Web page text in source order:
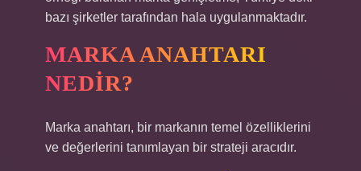
bazı şirketler tarafından hala uygulanmaktadır.
MARKA ANAHTARI
NEDIR?
Marka anahtarı, bir markanın temel özelliklerini
ve değerlerini tanımlayan bir strateji aracıdır.